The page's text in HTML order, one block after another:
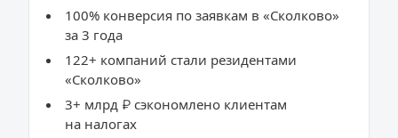
100% конверсия по заявкам в «Сколково»
за 3 года
122+ компаний стали резидентами
«Сколково»
3+ млрд ₽ сэкономлено клиентам
на налогах